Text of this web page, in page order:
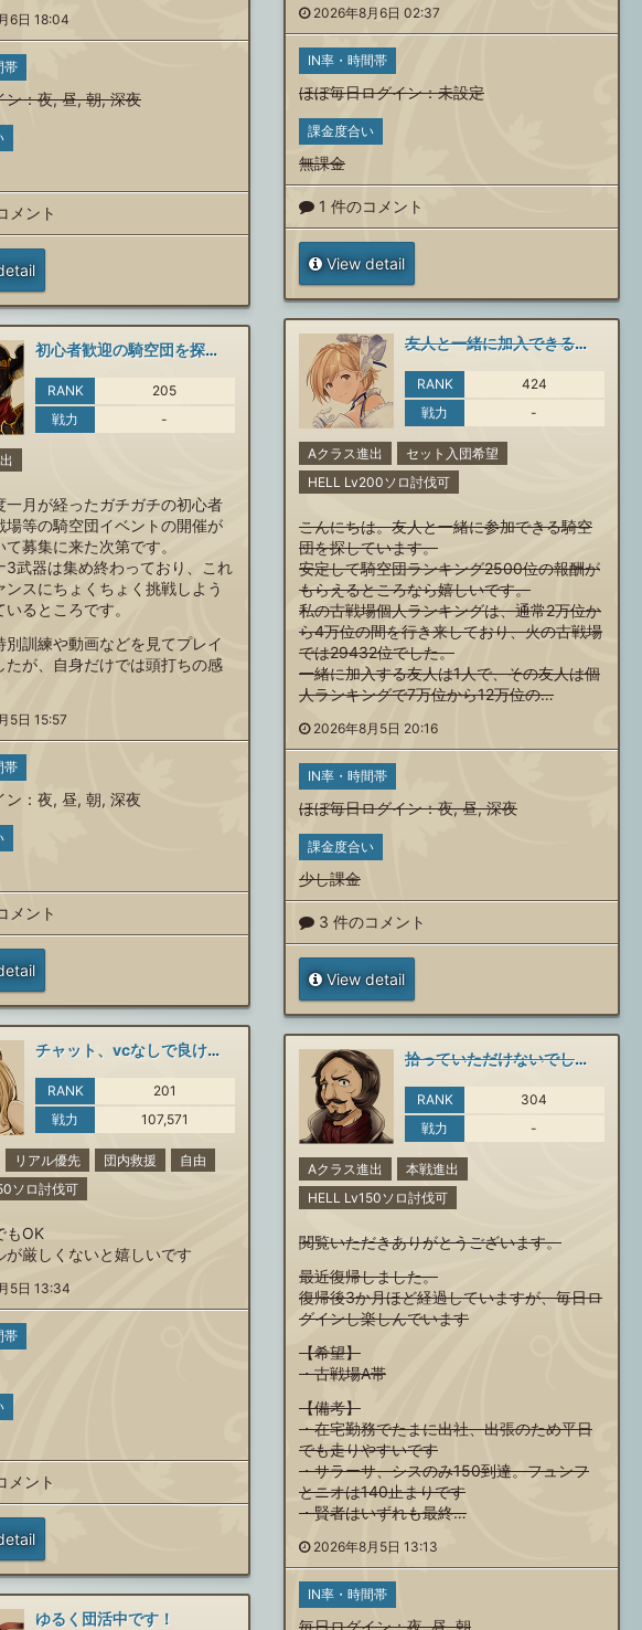
6日 18:04
帯
ン：夜,昼,朝,深夜
メント
2026年8月6日 02:37
IN率・時間帯
ほぼ毎日ログイン：未設定
課金度合い
無課金
1 件のコメント
View detail
友人と一緒に加入できる騎空団を探しています。
RANK
424
戦力
-
Aクラス進出
セット入団希望
HELL Lv200ソロ討伐可
こんにちは。友人と一緒に参加できる騎空
団を探しています。
安定して騎空団ランキング2500位の報酬が
もらえるところなら嬉しいです。
私の古戦場個人ランキングは、通常2万位か
ら4万位の間を行き来しており、火の古戦場
では29432位でした。
一緒に加入する友人は1人で、その友人は個
人ランキングで7万位から12万位の…
2026年8月5日 20:16
IN率・時間帯
ほぼ毎日ログイン：夜,昼,深夜
課金度合い
少し課金
3 件のコメント
View detail
初心者歓迎の騎空団を探しています
RANK
205
戦力
-
一月が経ったガチガチの初心者
場等の騎空団イベントの開催が
募集に来た次第です。
3武器は集め終わっており、これ
ンスにちょくちょく挑戦しよう
るところです。
別訓練や動画などを見てプレイ
たが、自身だけでは頭打ちの感
5日 15:57
帯
ン ： 夜, 昼, 朝, 深夜
メント
チャット、vcなしで良ければ…
RANK
201
戦力
107,571
リアル優先 団内救援
自由
ソロ討伐可
もOK
が厳しくないと嬉しいです
5日 13:34
帯
メント
拾っていただけないでしょうか
RANK
304
戦力
-
Aクラス進出
本戦進出
HELL Lv150ソロ討伐可
閲覧いただきありがとうございます。
最近復帰しました。
復帰後3か月ほど経過していますが、毎日ロ
グインし楽しんでいます
【希望】
・古戦場A帯
【備考】
・在宅勤務でたまに出社、出張のため平日
でも走りやすいです
・サラーサ、シスのみ150到達。フュンフ
とニオは140止まりです
・賢者はいずれも最終…
2026年8月5日 13:13
IN率・時間帯
毎日ログイン：夜,昼,朝
ゆるく団活中です！